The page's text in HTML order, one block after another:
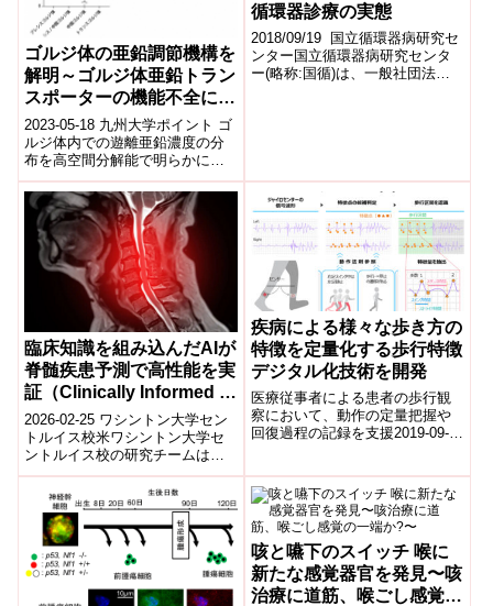
ゴルジ体の亜鉛調節機構を
解明～ゴルジ体亜鉛トラン
スポーターの機能不全によ
る病気発症メカニズムの解
明に期待～
2023-05-18 九州大学ポイント ゴ
ルジ体内での遊離亜鉛濃度の分
布を高空間分解能で明らかにし
ました。 ゴルジ体に局在する3つ
の亜鉛トランスポーター複合体
Z...
循環器診療の実態
2018/09/19 国立循環器病研究セ
ンター国立循環器病研究センタ
ー(略称:国循)は、一般社団法人
臨床知識を組み込んだAIが
脊髄疾患予測で高性能を実
証（Clinically Informed AI
Outperforms Foundation
Models in Spinal Cord
Disease Prediction）
2026-02-25 ワシントン大学セン
トルイス校米ワシントン大学セ
ントルイス校の研究チームは、
脊髄疾患の予測において、医療
知識を組み込んだ臨床特化型AI
モデル...
疾病による様々な歩き方の
特徴を定量化する歩行特徴
デジタル化技術を開発
医療従事者による患者の歩行観
察において、動作の定量把握や
回復過程の記録を支援2019-09-
所（...
咳と嚥下のスイッチ 喉に
新たな感覚器官を発⾒〜咳
治療に道筋、喉ごし感覚の